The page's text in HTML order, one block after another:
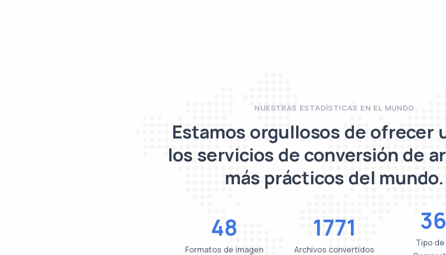
NUESTRAS ESTADÍSTICAS EN EL MUNDO
Estamos orgullosos de ofrecer
los servicios de conversión de
más prácticos del mundo.
48
Formatos de imagen
1771
Archivos convertidos
Tipo